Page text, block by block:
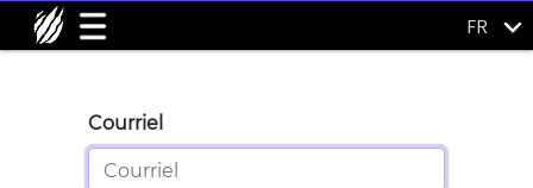
FR
Courriel